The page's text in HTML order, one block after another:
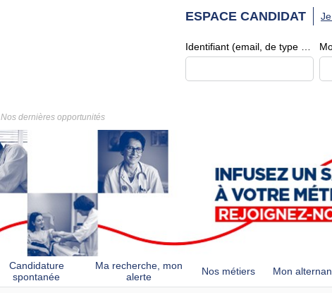
ESPACE CANDIDAT
Nos dernières opportunités
Candidature
spontanée
Ma recherche, mon
alerte
Nos métiers Mon